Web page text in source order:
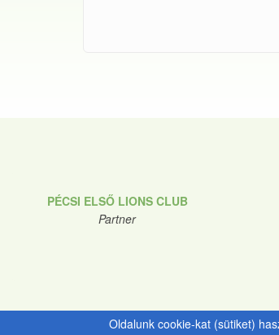
PÉCSI ELSŐ LIONS CLUB
Partner
Oldalunk cookie-kat (sütiket)